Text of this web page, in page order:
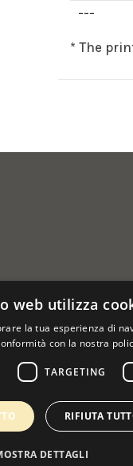
0
---
* The
web utilizza
la tua esperienza di
con la nostra
TARGETING
RIFIUTA
DETTAGLI